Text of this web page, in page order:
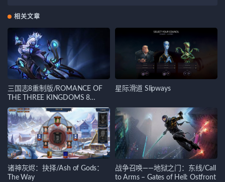
相关文章
三国志8重制版/ROMANCE OF
THE THREE KINGDOMS 8
REMAKE
星际滑道 Slipways
诸神灰烬：抉择/Ash of Gods：
The Way
战争召唤——地狱之门：东线/Call
to Arms – Gates of Hell: Ostfront